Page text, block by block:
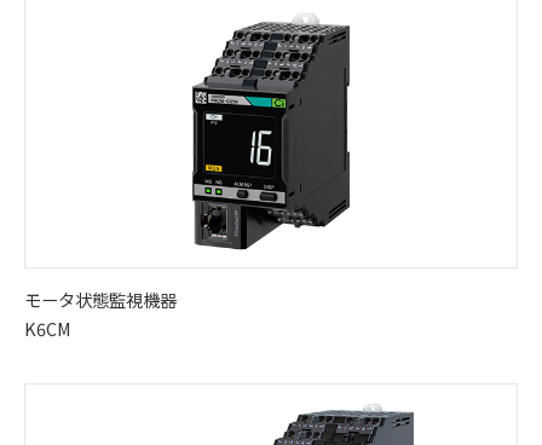
モータ状態監視機器
K6CM